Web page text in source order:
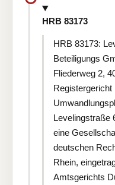
HRB 83173
HRB 83173:
Beteiligungs
Fliederweg 2,
Registergericht
Levelingstraße
eine
deutschen
Rhein,
Amtsgerichts